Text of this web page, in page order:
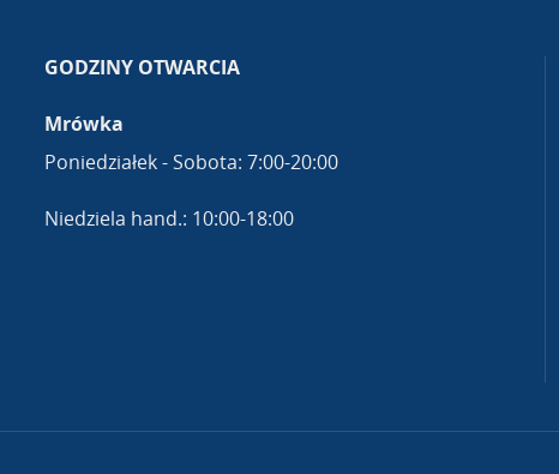
GODZINY OTWARCIA
Mrówka
Poniedziałek - Sobota: 7:00-20:00
Niedziela hand.: 10:00-18:00